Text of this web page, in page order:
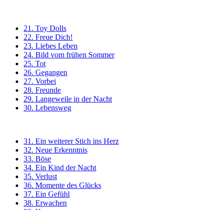
21. Toy Dolls
22. Freue Dich!
23. Liebes Leben
24. Bild vom frühen Sommer
25. Tot
26. Gegangen
27. Vorbei
28. Freunde
29. Langeweile in der Nacht
30. Lebensweg
31. Ein weiterer Stich ins Herz
32. Neue Erkenntnis
33. Böse
34. Ein Kind der Nacht
35. Verlust
36. Momente des Glücks
37. Ein Gefühl
38. Erwachen